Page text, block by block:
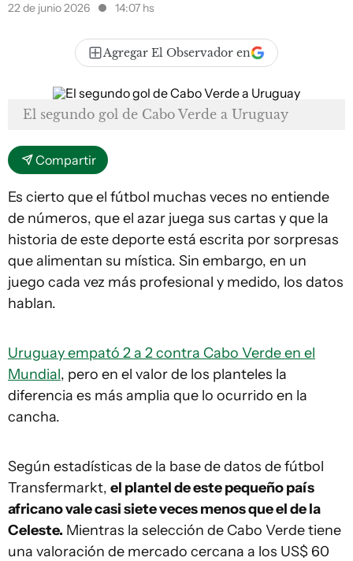
22 de junio 2026 14:07 hs
Agregar El Observador en
El segundo gol de Cabo Verde a Uruguay
Compartir
Es cierto que el fútbol muchas veces no entiende
de números, que el azar juega sus cartas y que la
historia de este deporte está escrita por sorpresas
que alimentan su mística. Sin embargo, en un
juego cada vez más profesional y medido, los datos
hablan.
Uruguay empató 2 a 2 contra Cabo Verde en el
Mundial, pero en el valor de los planteles la
diferencia es más amplia que lo ocurrido en la
cancha.
Según estadísticas de la base de datos de fútbol
Transfermarkt, el plantel de este pequeño país
africano vale casi siete veces menos que el de la
Celeste. Mientras la selección de Cabo Verde tiene
una valoración de mercado cercana a los US$ 60